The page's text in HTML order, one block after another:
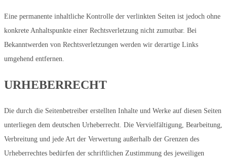
Eine permanente inhaltliche Kontrolle der verlinkten Seiten ist jedoch ohne
konkrete Anhaltspunkte einer Rechtsverletzung nicht zumutbar. Bei
Bekanntwerden von Rechtsverletzungen werden wir derartige Links
umgehend entfernen.
URHEBERRECHT
Die durch die Seitenbetreiber erstellten Inhalte und Werke auf diesen Seiten
unterliegen dem deutschen Urheberrecht. Die Vervielfältigung, Bearbeitung,
Verbreitung und jede Art der Verwertung außerhalb der Grenzen des
Urheberrechtes bedürfen der schriftlichen Zustimmung des jeweiligen